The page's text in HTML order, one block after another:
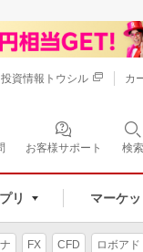
お客様サポート 検索
リ マーケ
投資情報トウシル カ
FX CFD ロボアド